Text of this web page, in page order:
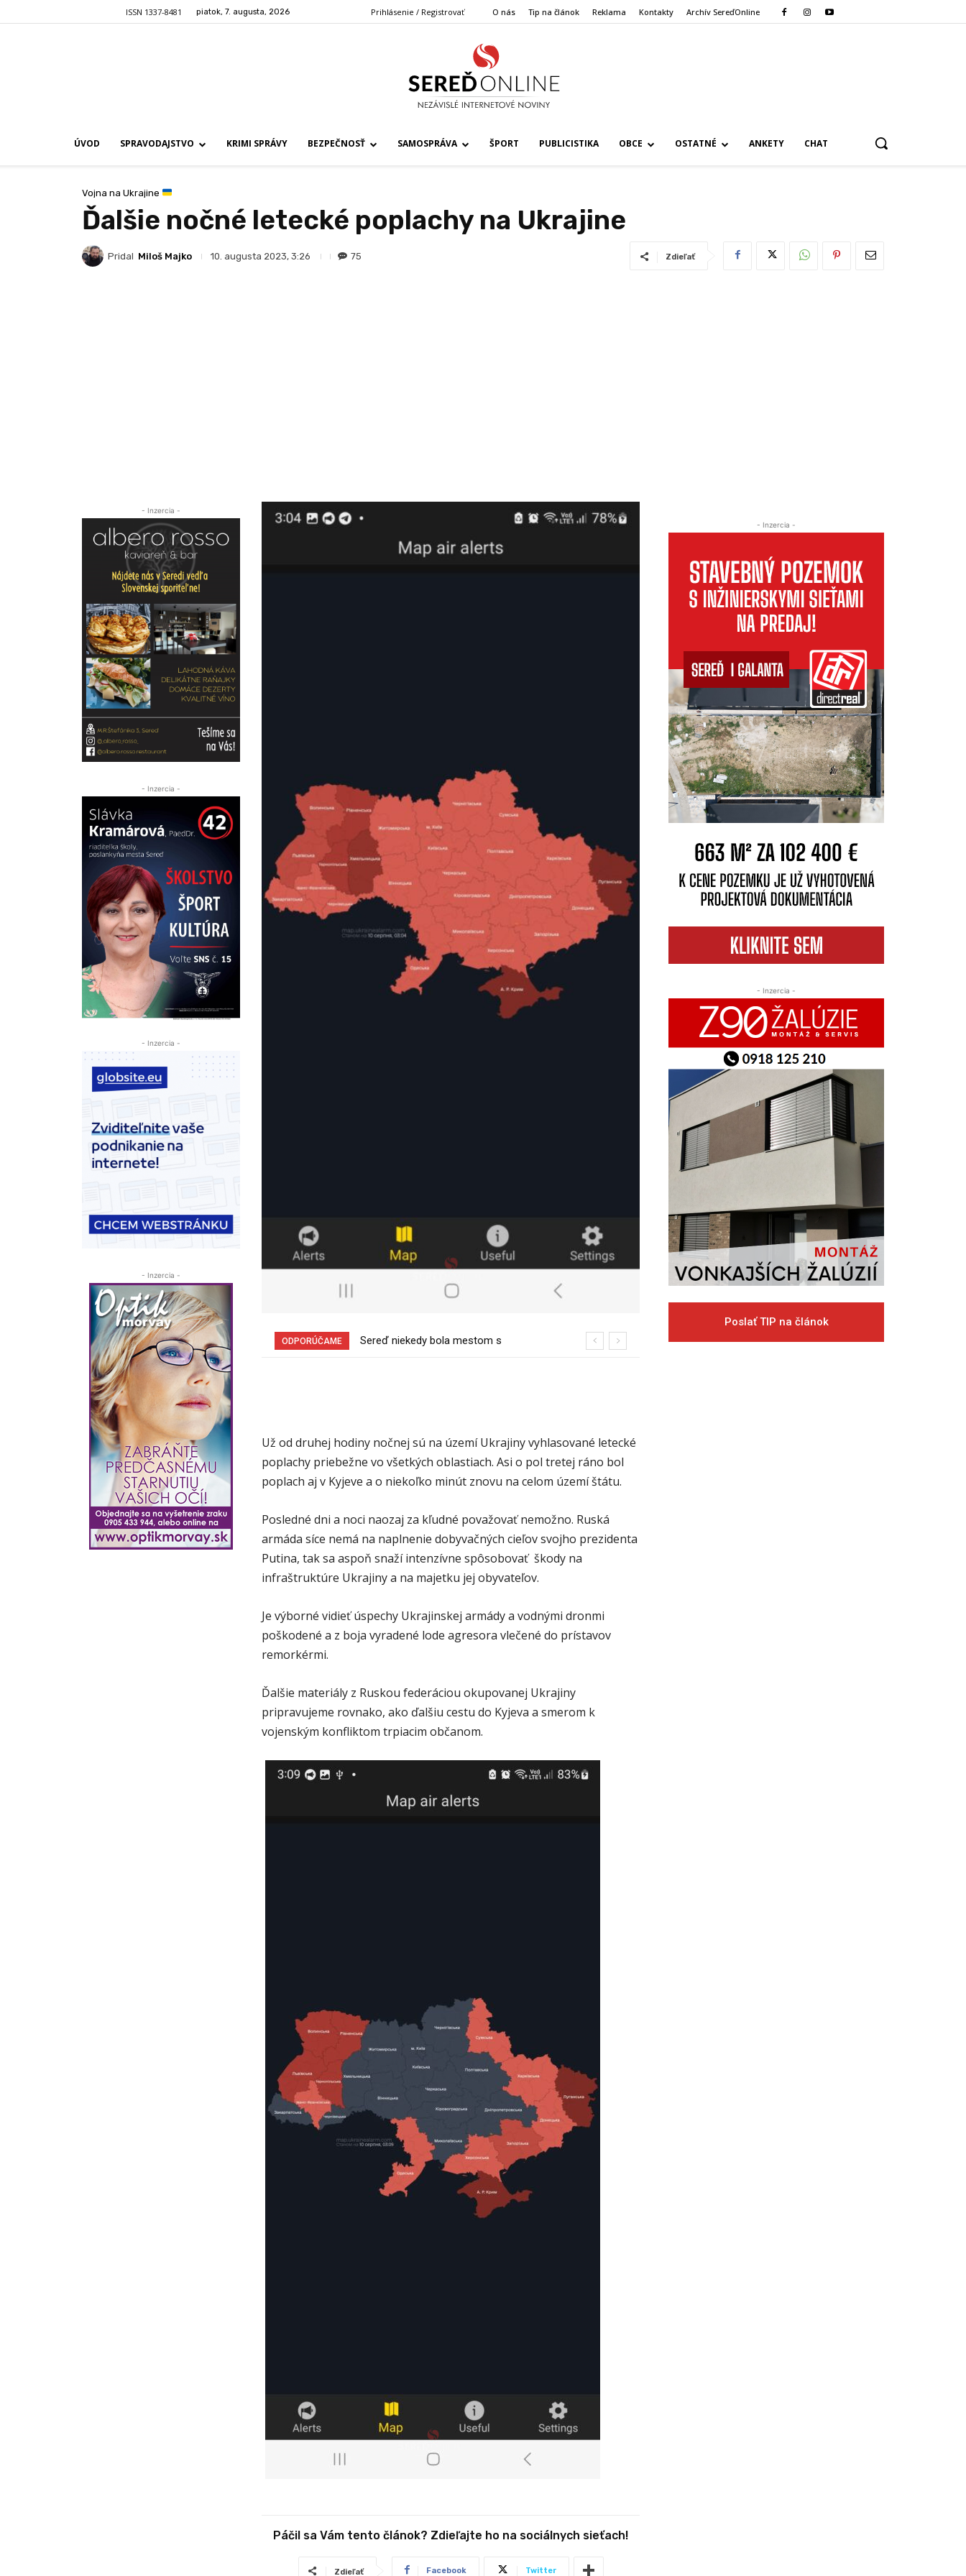
ISSN 1337-8481 piatok, 7. augusta, 2026 Prihlásenie / Registrovať O nás Tip na článok Reklama Kontakty Archív SereďOnline
ÚVOD SPRAVODAJSTVO KRIMI SPRÁVY BEZPEČNOSŤ SAMOSPRÁVA ŠPORT PUBLICISTIKA OBCE OSTATNÉ ANKETY CHAT
Vojna na Ukrajine
Ďalšie nočné letecké poplachy na Ukrajine
Pridal Miloš Majko 10. augusta 2023, 3:26 75 Zdieľať
- Inzercia -
- Inzercia -
- Inzercia -
- Inzercia -
ODPORÚČAME
Pri venčení na Jesenského ulici mal
Už od druhej hodiny nočnej sú na území Ukrajiny vyhlasované letecké
poplachy priebežne vo všetkých oblastiach. Asi o pol tretej ráno bol
poplach aj v Kyjeve a o niekoľko minút znovu na celom území štátu.
Posledné dni a noci naozaj za kľudné považovať nemožno. Ruská
armáda síce nemá na naplnenie dobyvačných cieľov svojho prezidenta
Putina, tak sa aspoň snaží intenzívne spôsobovať škody na
infraštruktúre Ukrajiny a na majetku jej obyvateľov.
Je výborné vidieť úspechy Ukrajinskej armády a vodnými dronmi
poškodené a z boja vyradené lode agresora vlečené do prístavov
remorkérmi.
Ďalšie materiály z Ruskou federáciou okupovanej Ukrajiny
pripravujeme rovnako, ako ďalšiu cestu do Kyjeva a smerom k
vojenským konfliktom trpiacim občanom.
Páčil sa Vám tento článok? Zdieľajte ho na sociálnych sieťach!
Zdieľať Facebook Twitter
- Inzercia -
- Inzercia -
Poslať TIP na článok